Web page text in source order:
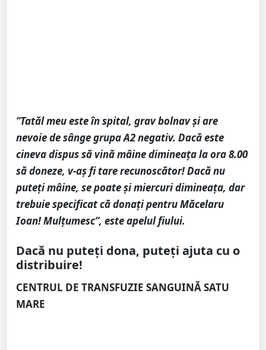
”Tatăl meu este în spital, grav bolnav și are
nevoie de sânge grupa A2 negativ. Dacă este
cineva dispus să vină mâine dimineața la ora 8.00
să doneze, v-aș fi tare recunoscător! Dacă nu
puteți mâine, se poate și miercuri dimineața, dar
trebuie specificat că donați pentru Măcelaru
Ioan! Mulțumesc”, este apelul fiului.
Dacă nu puteți dona, puteți ajuta cu o
distribuire!
CENTRUL DE TRANSFUZIE SANGUINĂ SATU
MARE